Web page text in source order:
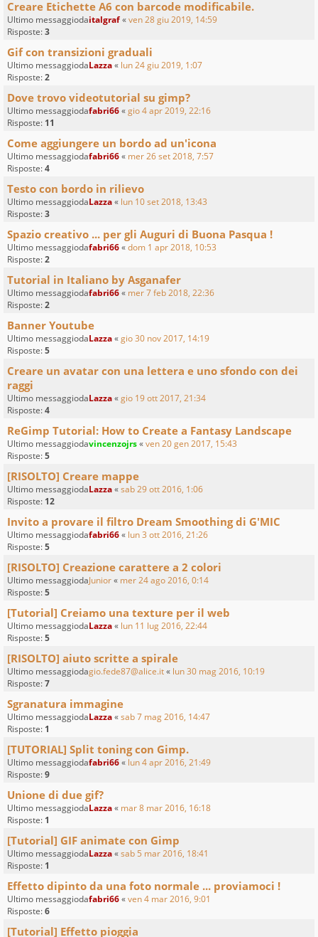
Creare Etichette A6 con barcode modificabile.
Ultimo messaggiodaitalgraf«ven 28 giu 2019, 14:59
Risposte:3
Gif con transizioni graduali
Ultimo messaggiodaLazza« lun 24 giu 2019, 1:07
Risposte:2
Dove trovo videotutorial su gimp?
Ultimo messaggiodafabri66«gio 4 apr 2019, 22:16
Risposte: 11
Come aggiungere un bordo ad un'icona
Ultimo messaggiodafabri66« mer 26 set 2018, 7:57
Risposte:4
Testo con bordo in rilievo
Ultimo messaggiodaLazza« lun 10 set 2018, 13:43
Risposte:3
Spazio creativo ... per gli Auguri di Buona Pasqua !
Ultimo messaggiodafabri66«dom 1 apr 2018, 10:53
Risposte:2
Tutorial in Italiano by Asganafer
Ultimo messaggiodafabri66« mer 7 feb 2018, 22:36
Risposte:2
Banner Youtube
Ultimo messaggiodaLazza«gio 30 nov 2017, 14:19
Risposte:5
Creare un avatar con una lettera e uno sfondo con dei
raggi
Ultimo messaggiodaLazza«gio 19 ott 2017, 21:34
Risposte:4
ReGimp Tutorial: How to Create a Fantasy Landscape
Ultimo messaggiodavincenzojrs«ven 20 gen 2017, 15:43
Risposte:5
[RISOLTO] Creare mappe
Ultimo messaggiodaLazza«sab 29 ott 2016, 1:06
Risposte: 12
Invito a provare il filtro Dream Smoothing di G'MIC
Ultimo messaggiodafabri66« lun 3 ott 2016, 21:26
Risposte:5
[RISOLTO] Creazione carattere a 2 colori
Ultimo messaggiodaJunior« mer 24 ago 2016, 0:14
Risposte:5
[Tutorial] Creiamo una texture per il web
Ultimo messaggiodaLazza« lun 11 lug 2016, 22:44
Risposte:5
[RISOLTO] aiuto scritte a spirale
Ultimo messaggiodagio.fede87@alice.it« lun 30 mag 2016, 10:19
Risposte:7
Sgranatura immagine
Ultimo messaggiodaLazza«sab 7 mag 2016, 14:47
Risposte: 1
[TUTORIAL] Split toning con Gimp.
Ultimo messaggiodafabri66« lun 4 apr 2016, 21:49
Risposte:9
Unione di due gif?
Ultimo messaggiodaLazza« mar 8 mar 2016, 16:18
Risposte: 1
[Tutorial] GIF animate con Gimp
Ultimo messaggiodaLazza«sab 5 mar 2016, 18:41
Risposte: 1
Effetto dipinto da una foto normale ... proviamoci !
Ultimo messaggiodafabri66«ven 4 mar 2016, 9:01
Risposte:6
[Tutorial] Effetto pioggia